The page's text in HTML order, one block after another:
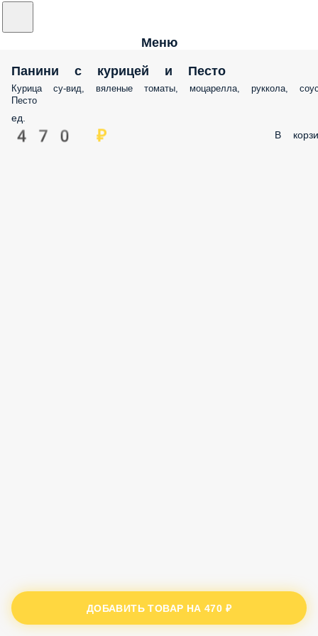
Меню
Панини с курицей и Песто
Курица су-вид, вяленые томаты, моцарелла, руккола,
Песто
ед.
470 ₽ В
ДОБАВИТЬ ТОВАР НА470 ₽